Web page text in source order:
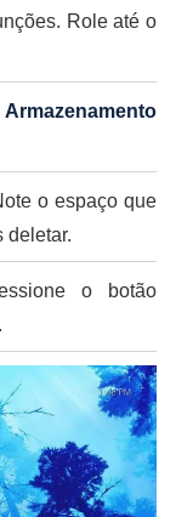
Role até o
Armazenamento
o espaço que
deletar.
o botão
.